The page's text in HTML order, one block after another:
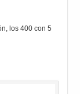
los 400 con 5